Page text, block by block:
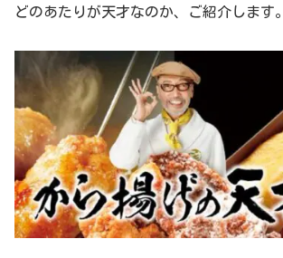
どのあたりが天才なのか、ご紹介します。